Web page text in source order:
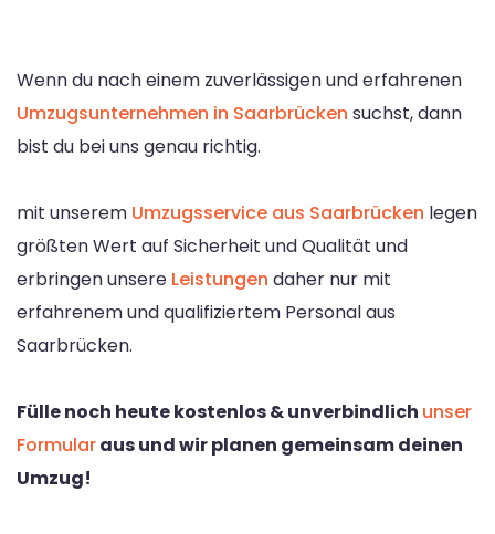
Wenn du nach einem zuverlässigen und erfahrenen
Umzugsunternehmen in Saarbrücken suchst, dann
bist du bei uns genau richtig.
mit unserem Umzugsservice aus Saarbrücken legen
größten Wert auf Sicherheit und Qualität und
erbringen unsere Leistungen daher nur mit
erfahrenem und qualifiziertem Personal aus
Saarbrücken.
Fülle noch heute kostenlos & unverbindlich unser
Formularaus und wir planen gemeinsam deinen
Umzug!